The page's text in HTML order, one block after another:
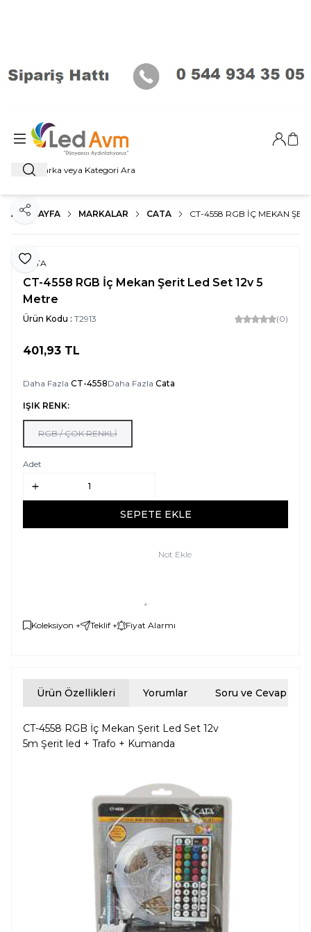
Ara
Giriş
ANA SAYFA MARKALAR CATA CT-4558 RGB İÇ MEKAN
Favoriye Ekle
Paylaş
CATA
CT-4558 RGB İç Mekan Şerit Led Set 12v 5
Metre
Ürün Kodu : T2913 (0)
401,93 TL
Daha Fazla CT-4558Daha Fazla Cata
IŞIK RENK:
RGB / ÇOK RENKLİ
Adet
SEPETE EKLE
Not Ekle
Koleksiyon + Teklif + Fiyat Alarmı
Ürün Özellikleri Yorumlar Soru ve Cevap
CT-4558 RGB İç Mekan Şerit Led Set 12v
5m Şerit led + Trafo + Kumanda